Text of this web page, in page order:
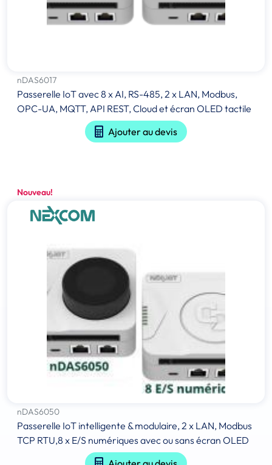
nDAS6017
Passerelle IoT avec 8 x AI, RS-485, 2 x LAN, Modbus,
OPC-UA, MQTT, API REST, Cloud et écran OLED tactile
Ajouter au devis
Nouveau!
nDAS6050
Passerelle IoT intelligente & modulaire, 2 x LAN, Modbus
TCP RTU,8 x E/S numériques avec ou sans écran OLED